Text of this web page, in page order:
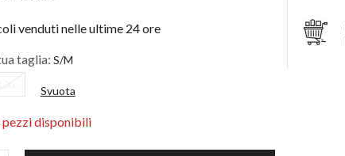
venduti nelle ultime 24 ore
taglia:
L/XL Svuota
pezzi disponibili